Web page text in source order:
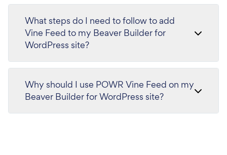
What steps do I need to follow to add
Vine Feed to my Beaver Builder for
WordPress site?
Why should I use POWR Vine Feed on my
Beaver Builder for WordPress site?